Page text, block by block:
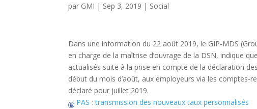
par GMI | Sep 3, 2019 | Social
Dans une information du 22 août 2019, le GIP-MDS
en charge de la maîtrise d’ouvrage de la DSN, indique
actualisés suite à la prise en compte de la déclaration
début du mois d’août, aux employeurs via les comptes-
déclaré pour juillet 2019.
PAS : transmission des nouveaux taux personnalisés